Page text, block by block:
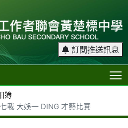
訂閱推送訊息
簿
載 大娛一 DING 才藝比賽